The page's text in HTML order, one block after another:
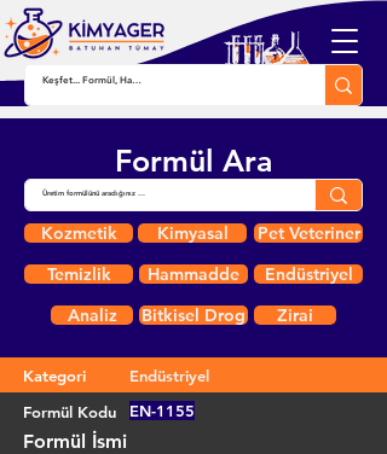
Formül Ara
Kozmetik Kimyasal
Pet Veteriner
Temizlik
Hammadde
Endüstriyel
Analiz
Bitkisel Drog Zirai
Kategori
Endüstriyel
Formül Kodu
EN-1155
Formül İsmi